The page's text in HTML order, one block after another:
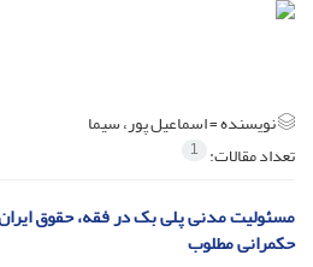
نویسنده =اسماعیل پور، سیما
تعداد مقالات: 1
مسئولیت مدنی پلی بک در فقه، حقوق
حکمرانی مطلوب